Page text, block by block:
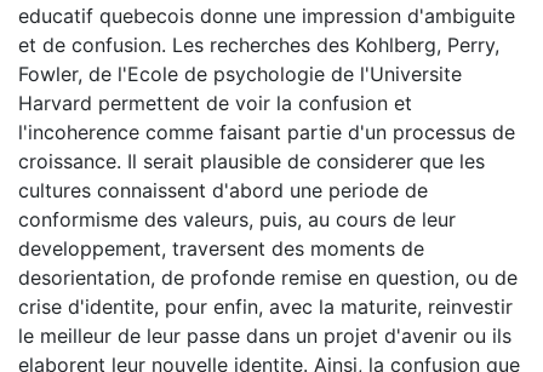
educatif quebecois donne une impression d'ambiguite
et de confusion. Les recherches des Kohlberg, Perry,
Fowler, de l'Ecole de psychologie de l'Universite
Harvard permettent de voir la confusion et
l'incoherence comme faisant partie d'un processus de
croissance. Il serait plausible de considerer que les
cultures connaissent d'abord une periode de
conformisme des valeurs, puis, au cours de leur
developpement, traversent des moments de
desorientation, de profonde remise en question, ou de
crise d'identite, pour enfin, avec la maturite, reinvestir
le meilleur de leur passe dans un projet d'avenir ou ils
elaborent leur nouvelle identite. Ainsi, la confusion que